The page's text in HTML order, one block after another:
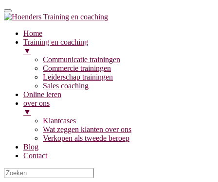
Home
Training en coaching
▼
Communicatie trainingen
Commercie trainingen
Leiderschap trainingen
Sales coaching
Online leren
over ons
▼
Klantcases
Wat zeggen klanten over ons
Verkopen als tweede beroep
Blog
Contact